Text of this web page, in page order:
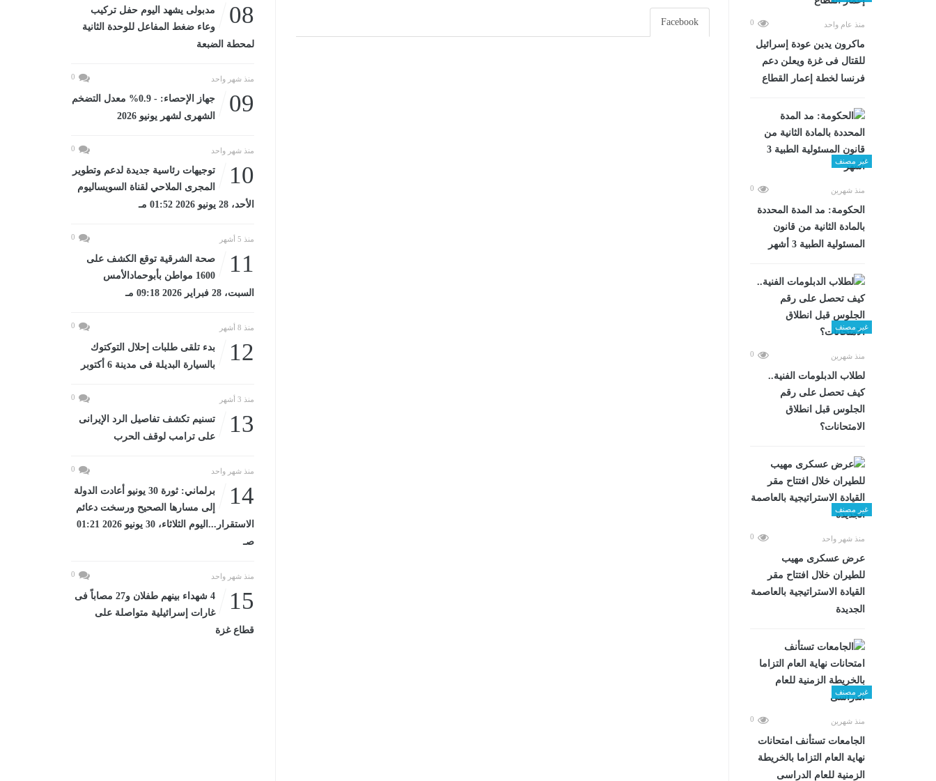
منذ عام واحد 0
ماكرون يدين عودة إسرائيل
للقتال فى غزة ويعلن دعم
فرنسا لخطة إعمار القطاع
غير مصنف
منذ شهرين 0
الحكومة: مد المدة المحددة
بالمادة الثانية من قانون
المسئولية الطبية 3 أشهر
غير مصنف
منذ شهرين 0
لطلاب الدبلومات الفنية..
كيف تحصل على رقم
الجلوس قبل انطلاق
الامتحانات؟
غير مصنف
منذ شهر واحد 0
عرض عسكرى مهيب
للطيران خلال افتتاح مقر
القيادة الاستراتيجية بالعاصمة
الجديدة
غير مصنف
منذ شهرين 0
الجامعات تستأنف امتحانات
نهاية العام التزاما بالخريطة
الزمنية للعام الدراسى
Facebook
08
مدبولى يشهد اليوم حفل تركيب
وعاء ضغط المفاعل للوحدة الثانية
لمحطة الضبعة
منذ شهر واحد 0
09
جهاز الإحصاء: - 0.9% معدل التضخم
الشهرى لشهر يونيو 2026
منذ شهر واحد 0
10
توجيهات رئاسية جديدة لدعم وتطوير
المجرى الملاحي لقناة السويساليوم
الأحد، 28 يونيو 2026 01:52 مـ
منذ 5 أشهر 0
11
صحة الشرقية توقع الكشف على
1600 مواطن بأبوحمادالأمس
السبت، 28 فبراير 2026 09:18 مـ
منذ 8 أشهر 0
12
بدء تلقى طلبات إحلال التوكتوك
بالسيارة البديلة فى مدينة 6 أكتوبر
منذ 3 أشهر 0
13
تسنيم تكشف تفاصيل الرد الإيرانى
على ترامب لوقف الحرب
منذ شهر واحد 0
14
برلماني: ثورة 30 يونيو أعادت الدولة
إلى مسارها الصحيح ورسخت دعائم
الاستقرار...اليوم الثلاثاء، 30 يونيو 2026 01:21
صـ
منذ شهر واحد 0
15
4 شهداء بينهم طفلان و27 مصاباً فى
غارات إسرائيلية متواصلة على
قطاع غزة